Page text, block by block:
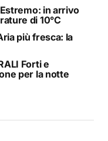
in arrivo
di 10°C
più fresca: la
Forti e
per la notte